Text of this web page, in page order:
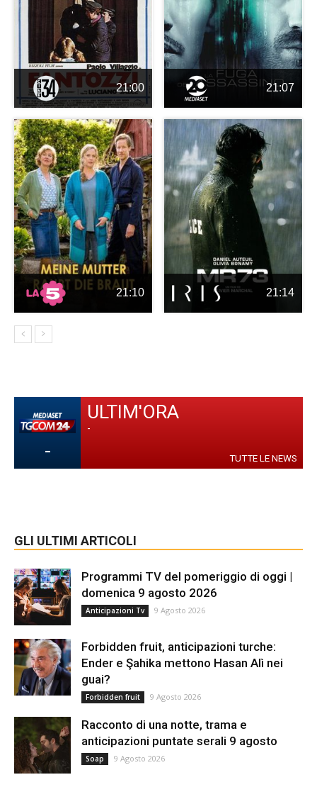
21:00 21:07
21:10 21:14
-
ULTIM'ORA
-
TUTTE LE NEWS
GLI ULTIMI ARTICOLI
Programmi TV del pomeriggio di oggi |
domenica 9 agosto 2026
Anticipazioni Tv 9 Agosto 2026
Forbidden fruit, anticipazioni turche:
Ender e Şahika mettono Hasan Alì nei
guai?
Forbidden fruit 9 Agosto 2026
Racconto di una notte, trama e
anticipazioni puntate serali 9 agosto
Soap 9 Agosto 2026